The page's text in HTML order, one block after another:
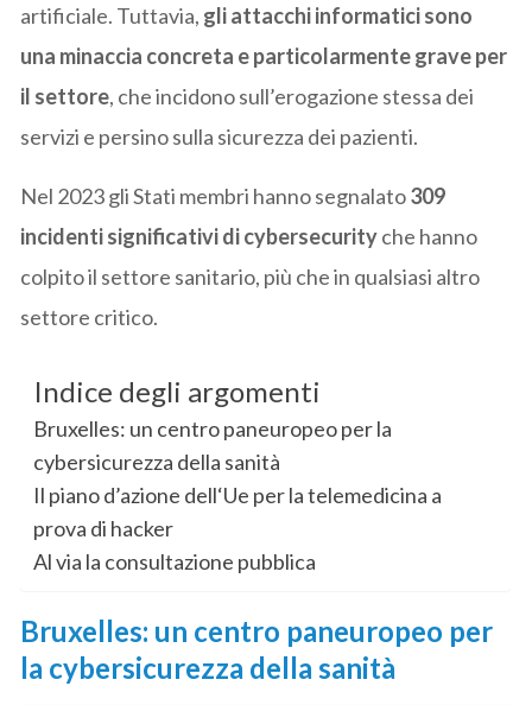
artificiale. Tuttavia, gli attacchi informatici sono
una minaccia concreta e particolarmente grave per
il settore, che incidono sull’erogazione stessa dei
servizi e persino sulla sicurezza dei pazienti.
Nel 2023 gli Stati membri hanno segnalato309
incidenti significativi di cybersecurityche hanno
colpito il settore sanitario, più che in qualsiasi altro
settore critico.
Indice degli argomenti
Bruxelles: un centro paneuropeo per la
cybersicurezza della sanità
Il piano d’azione dell‘Ue per la telemedicina a
prova di hacker
Al via la consultazione pubblica
Bruxelles: un centro paneuropeo per
la cybersicurezza della sanità